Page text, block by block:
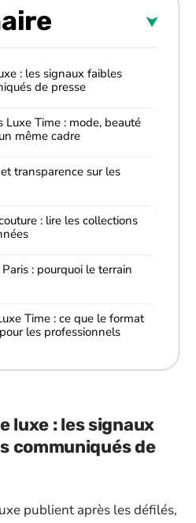
: les signaux faibles
de presse
Luxe Time : mode, beauté
même cadre
transparence sur les
: lire les collections
: pourquoi le terrain
Time : ce que le format
les professionnels
luxe : les signaux
communiqués de
publient après les défilés,